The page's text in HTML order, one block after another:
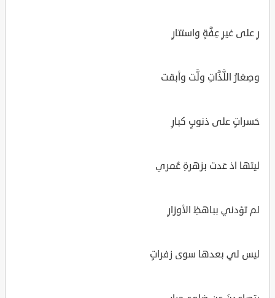
رِ على غيرِ عِفَّةٍ واستتارِ
وصِغارُ اللَّذَّاتِ ولَّت وأبقت
حَسراتٍ على ذنوبٍ كبارِ
ليتها اذ عَدت بزهرةِ عُمري
لم تؤدني بباهظِ الأوزارِ
ليس لي بعدها سوى زفراتٍ